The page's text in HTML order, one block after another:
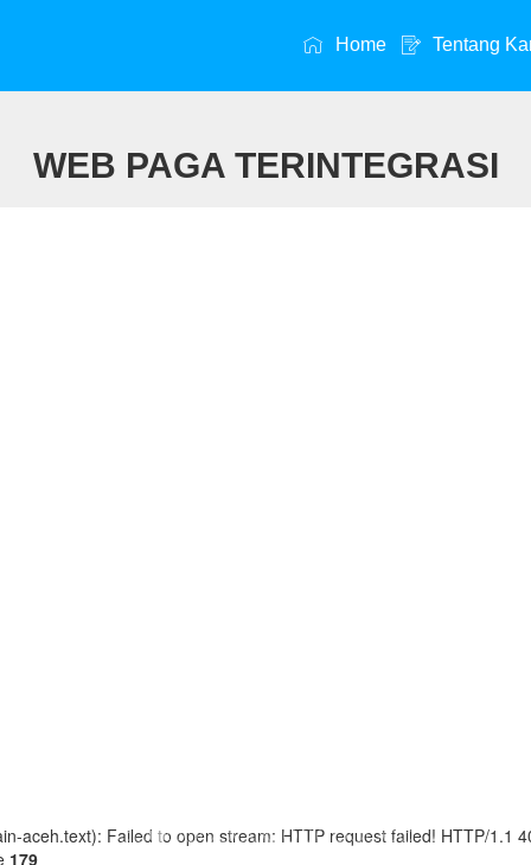
Home Tentang
WEB PAGA TERINTEGRASI
aceh.text): Failed to open stream: HTTP request failed! HTTP/1.1
179